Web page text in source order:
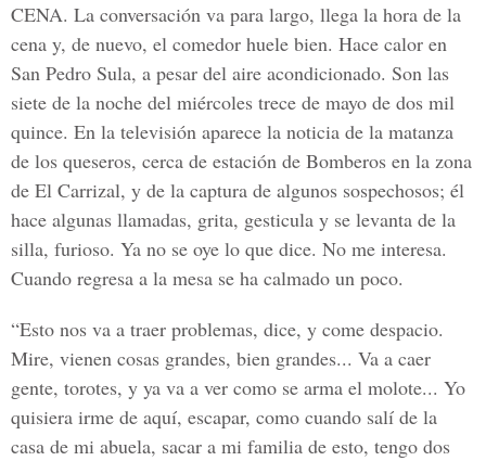
CENA. La conversación va para largo, llega la hora de la
cena y, de nuevo, el comedor huele bien. Hace calor en
San Pedro Sula, a pesar del aire acondicionado. Son las
siete de la noche del miércoles trece de mayo de dos mil
quince. En la televisión aparece la noticia de la matanza
de los queseros, cerca de estación de Bomberos en la zona
de El Carrizal, y de la captura de algunos sospechosos; él
hace algunas llamadas, grita, gesticula y se levanta de la
silla, furioso. Ya no se oye lo que dice. No me interesa.
Cuando regresa a la mesa se ha calmado un poco.
“Esto nos va a traer problemas, dice, y come despacio.
Mire, vienen cosas grandes, bien grandes... Va a caer
gente, torotes, y ya va a ver como se arma el molote... Yo
quisiera irme de aquí, escapar, como cuando salí de la
casa de mi abuela, sacar a mi familia de esto, tengo dos